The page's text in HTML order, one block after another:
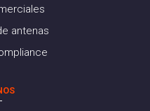
antenas